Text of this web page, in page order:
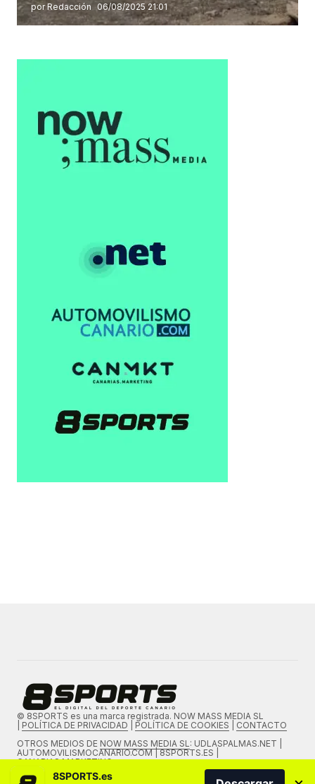
por Redacción 06/08/2025 21:01
© 8SPORTS es una marca registrada. NOW MASS MEDIA SL
POLÍTICA DE PRIVACIDAD POLÍTICA DE COOKIES
CONTACTO
OTROS MEDIOS DE NOW MASS MEDIA SL: UDLASPALMAS.NET |
AUTOMOVILISMOCANARIO.COM | 8SPORTS.ES |
CANARIAS.MARKETING
8SPORTS.es